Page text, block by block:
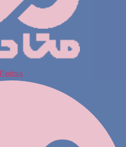
Eeitaa